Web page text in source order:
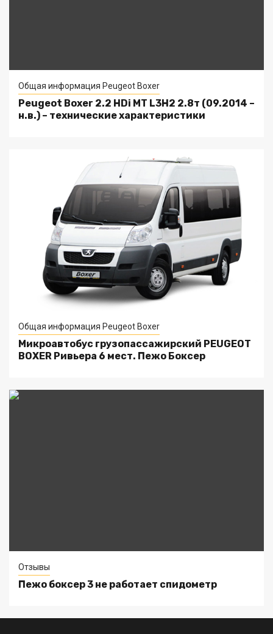
Общая информация Peugeot Boxer
Peugeot Boxer 2.2 HDi MT L3H2 2.8т (09.2014 –
н.в.) – технические характеристики
Общая информация Peugeot Boxer
Микроавтобус грузопассажирский PEUGEOT
BOXER Ривьера 6 мест. Пежо Боксер
Отзывы
Пежо боксер 3 не работает спидометр